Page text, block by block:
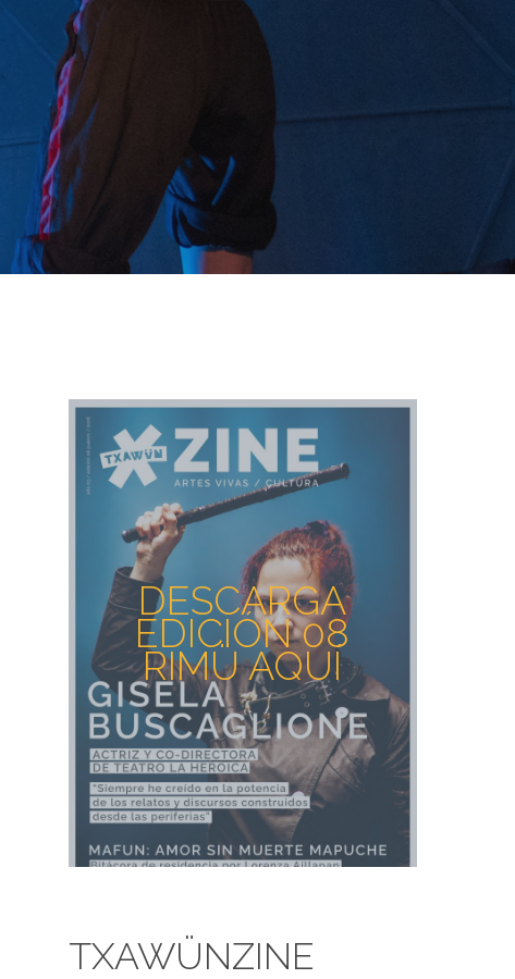
DESCARGA
EDICIÓN 08
RIMÜ AQUÍ
TXAWÜNZINE